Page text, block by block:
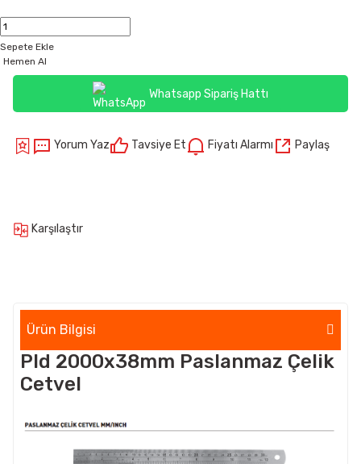
Sepete Ekle
Hemen Al
Whatsapp Sipariş Hattı
Yorum Yaz Tavsiye Et Fiyatı Alarmı Paylaş
Karşılaştır
Ürün Bilgisi
Pld 2000x38mm Paslanmaz Çelik
Cetvel